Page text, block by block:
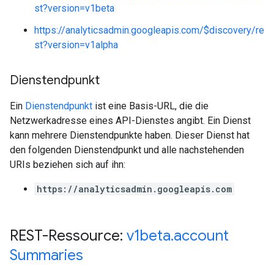
st?version=v1beta
https://analyticsadmin.googleapis.com/$discovery/re
st?version=v1alpha
Dienstendpunkt
Ein Dienstendpunkt ist eine Basis-URL, die die
Netzwerkadresse eines API-Dienstes angibt. Ein Dienst
kann mehrere Dienstendpunkte haben. Dieser Dienst hat
den folgenden Dienstendpunkt und alle nachstehenden
URIs beziehen sich auf ihn:
https://analyticsadmin.googleapis.com
REST-Ressource: v1beta.account
Summaries